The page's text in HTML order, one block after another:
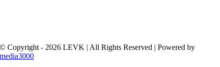
© Copyright - 2026 LEVK | All Rights Reserved | Powered by
media3000